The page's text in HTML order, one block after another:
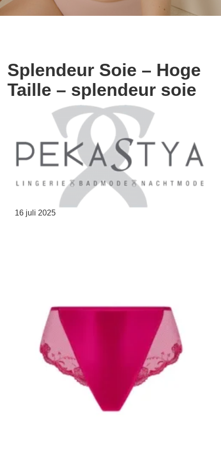
OVER ONS
Splendeur Soie – Hoge
Taille – splendeur soie
16 juli 2025